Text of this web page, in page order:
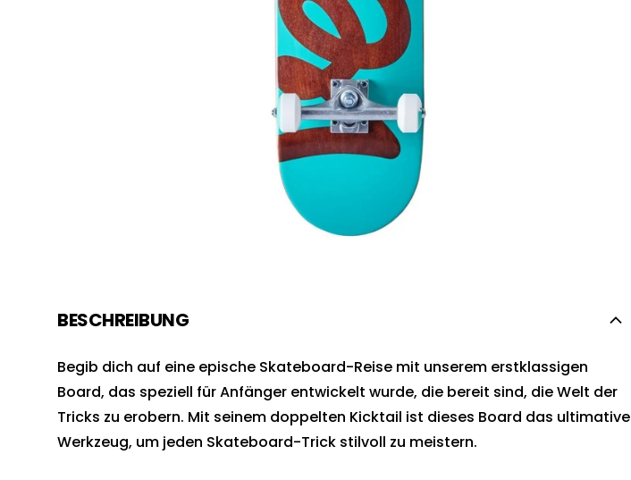
BESCHREIBUNG
Begib dich auf eine epische Skateboard-Reise mit unserem erstklassigen
Board, das speziell für Anfänger entwickelt wurde, die bereit sind, die Welt der
Tricks zu erobern. Mit seinem doppelten Kicktail ist dieses Board das ultimative
Werkzeug, um jeden Skateboard-Trick stilvoll zu meistern.